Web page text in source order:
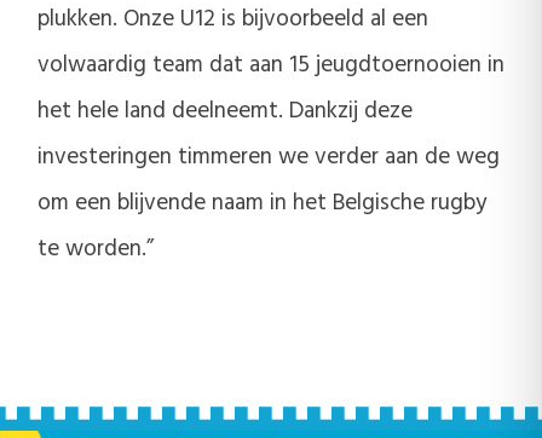
plukken. Onze U12 is bijvoorbeeld al een
volwaardig team dat aan 15 jeugdtoernooien in
het hele land deelneemt. Dankzij deze
investeringen timmeren we verder aan de weg
om een blijvende naam in het Belgische rugby
te worden.”